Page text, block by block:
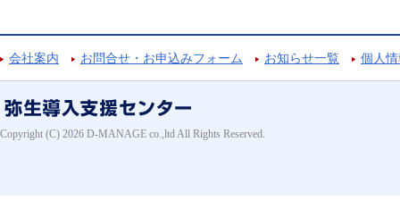
会社案内 お問合せ・お申込みフォーム お知らせ一覧 個人
Copyright (C) 2026 D-MANAGE co.,ltd All Rights Reserved.